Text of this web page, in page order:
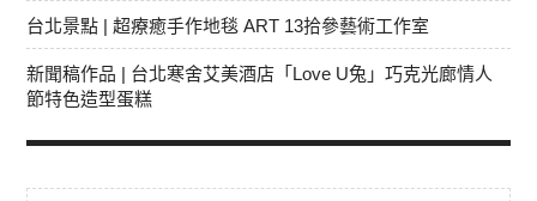
台北景點 | 超療癒手作地毯 ART 13拾參藝術工作室
新聞稿作品 | 台北寒舍艾美酒店「Love U兔」巧克光廊情人
節特色造型蛋糕